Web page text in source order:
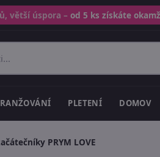
větší úspora –od 5 ks získáte
PLETENÍ DOMOV
PRYM LOVE